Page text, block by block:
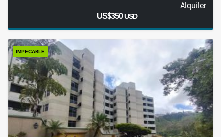
Alquiler
US$350USD
IMPECABLE